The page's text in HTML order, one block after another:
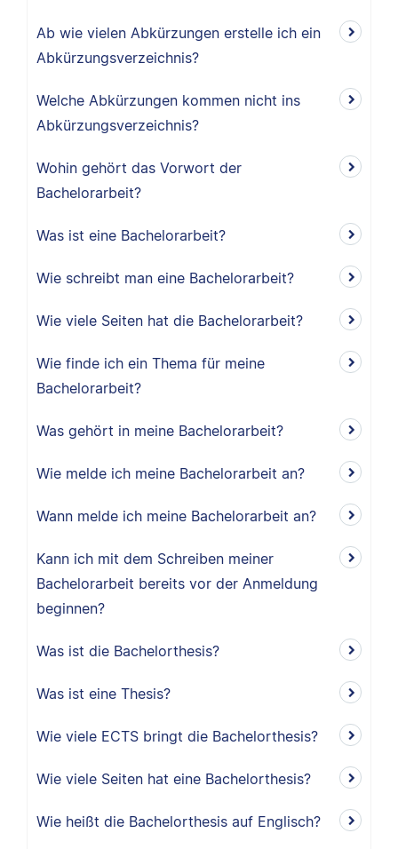
Ab wie vielen Abkürzungen erstelle ich ein
Abkürzungsverzeichnis?
Welche Abkürzungen kommen nicht ins
Abkürzungsverzeichnis?
Wohin gehört das Vorwort der
Bachelorarbeit?
Was ist eine Bachelorarbeit?
Wie schreibt man eine Bachelorarbeit?
Wie viele Seiten hat die Bachelorarbeit?
Wie finde ich ein Thema für meine
Bachelorarbeit?
Was gehört in meine Bachelorarbeit?
Wie melde ich meine Bachelorarbeit an?
Wann melde ich meine Bachelorarbeit an?
Kann ich mit dem Schreiben meiner
Bachelorarbeit bereits vor der Anmeldung
beginnen?
Was ist die Bachelorthesis?
Was ist eine Thesis?
Wie viele ECTS bringt die Bachelorthesis?
Wie viele Seiten hat eine Bachelorthesis?
Wie heißt die Bachelorthesis auf Englisch?